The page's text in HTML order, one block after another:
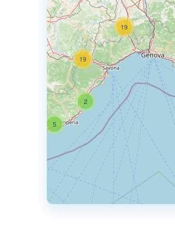
2
5
19
19